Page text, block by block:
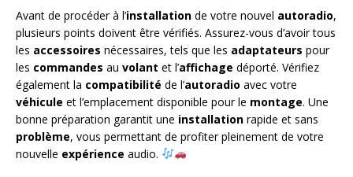
Avant de procéder à l’installation de votre nouvel autoradio,
plusieurs points doivent être vérifiés. Assurez-vous d’avoir tous
les accessoires nécessaires, tels que les adaptateurs pour
les commandes au volant et l’affichage déporté. Vérifiez
également la compatibilité de l’autoradio avec votre
véhicule et l’emplacement disponible pour le montage. Une
bonne préparation garantit une installation rapide et sans
problème, vous permettant de profiter pleinement de votre
nouvelle expérience audio.